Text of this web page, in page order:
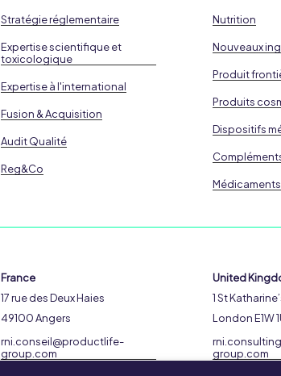
Stratégie réglementaire
Expertise scientifique et
toxicologique
Expertise à l'international
Fusion & Acquisition
Audit Qualité
Reg&Co
Nutrition
Nouveaux
Produit
Produits
Dispositifs
Médicaments
France
17 rue des Deux Haies
49100 Angers
rni.conseil@productlife-
group.com
United
1 St
London E1W
group.com